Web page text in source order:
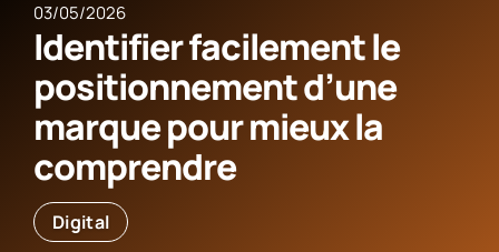
03/05/2026
Identifier facilement le
positionnement d’une
marque pour mieux la
comprendre
Digital